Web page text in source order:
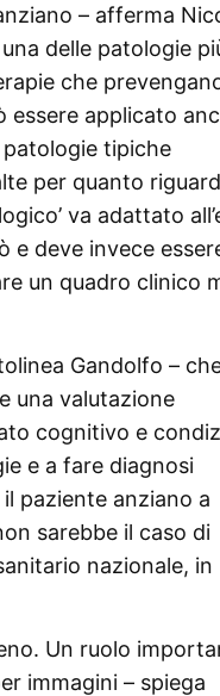
– afferma
delle patologie
che
essere applicato
patologie tipiche
per quanto
va adattato
e deve invece
un quadro clinico
Gandolfo –
una valutazione
cognitivo e
e a fare diagnosi
paziente anziano a
sarebbe il caso di
nazionale, in
Un ruolo
immagini – spiega